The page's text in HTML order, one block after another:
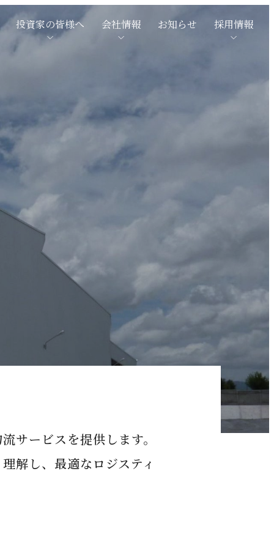
投資家の皆様へ 会社情報 お知らせ 採用情報
サービスを提供します。
解し、最適なロジスティ